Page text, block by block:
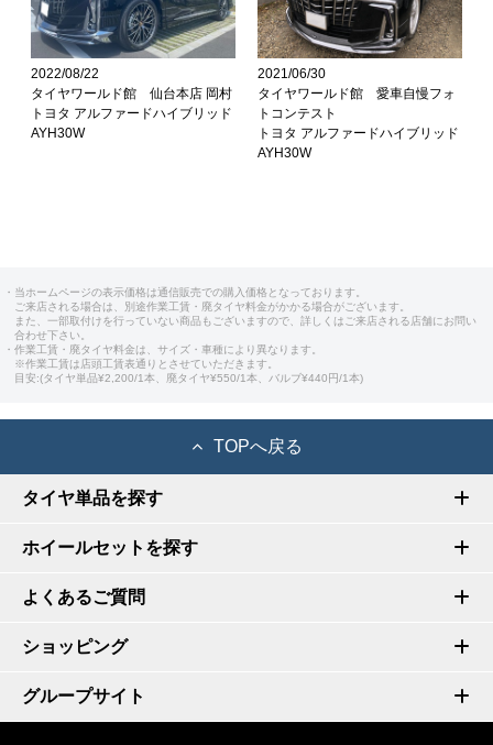
2022/08/22
タイヤワールド館 仙台本店 岡村
トヨタ アルファードハイブリッド
AYH30W
2021/06/30
タイヤワールド館 愛車自慢フォ
トコンテスト
トヨタ アルファードハイブリッド
AYH30W
・当ホームページの表示価格は通信販売での購入価格となっております。
ご来店される場合は、別途作業工賃・廃タイヤ料金がかかる場合がございます。
また、一部取付けを行っていない商品もございますので、詳しくはご来店される店舗にお問い
合わせ下さい。
・作業工賃・廃タイヤ料金は、サイズ・車種により異なります。
※作業工賃は店頭工賃表通りとさせていただきます。
目安:(タイヤ単品¥2,200/1本、廃タイヤ¥550/1本、バルブ¥440円/1本)
TOPへ戻る
タイヤ単品を探す
ホイールセットを探す
よくあるご質問
ショッピング
グループサイト